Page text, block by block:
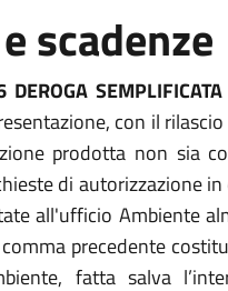
scadenze
DEROGA SEMPLIFICATA
con il
prodotta non sia
di autorizzazione
all'ufficio Ambiente
precedente
fatta salva